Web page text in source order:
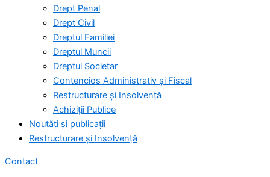
Drept Penal
Drept Civil
Dreptul Familiei
Dreptul Muncii
Dreptul Societar
Contencios Administrativ și Fiscal
Restructurare și Insolvență
Achiziții Publice
Noutăți și publicații
Restructurare și Insolvență
Contact